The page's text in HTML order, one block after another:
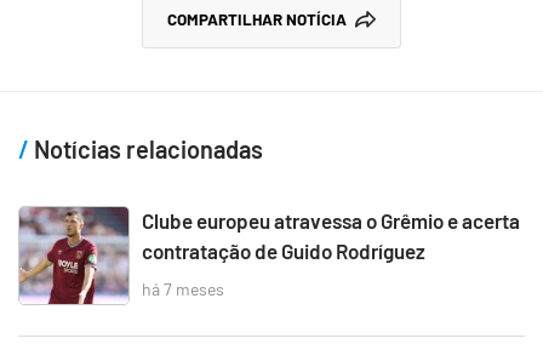
COMPARTILHAR NOTÍCIA
Notícias relacionadas
Clube europeu atravessa o Grêmio e acerta
contratação de Guido Rodríguez
há 7 meses